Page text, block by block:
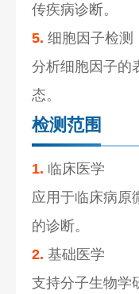
传疾病诊断。
5. 细胞因子检测
分析细胞因子的
态。
检测范围
1. 临床医学
应用于临床病原
的诊断。
2. 基础医学
支持分子生物学